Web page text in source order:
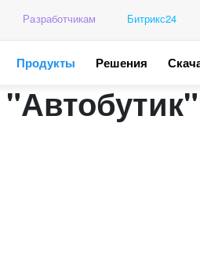
Разработчикам Битрикс24
Продукты Решения